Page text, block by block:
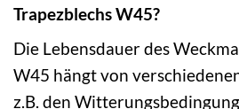
Trapezblechs W45?
Die Lebensdauer des
W45 hängt von
z.B. den